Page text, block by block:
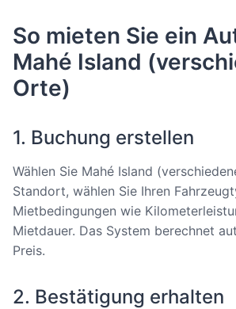
So mieten Sie ein
Mahé Island
Orte)
1. Buchung erstellen
Wählen Sie Mahé Island
Standort, wählen Sie Ihren
Mietbedingungen wie
Mietdauer. Das System berechnet
Preis.
2. Bestätigung erhalten